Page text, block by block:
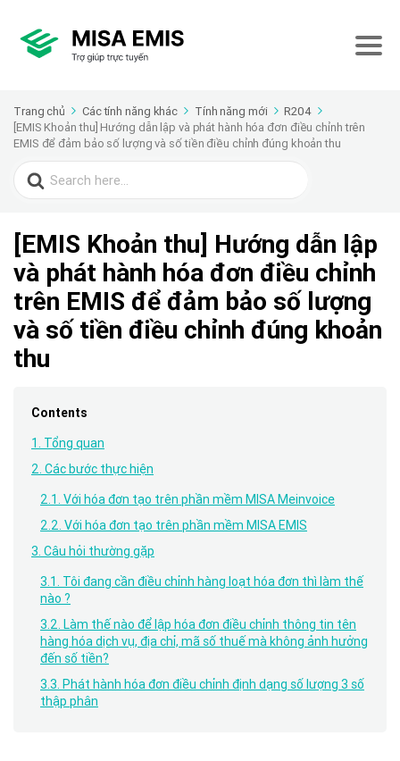
Trang chủ Các tính năng khác Tính năng mới
R204
[EMIS Khoản thu] Hướng dẫn lập và phát hành hóa đơn điều chỉnh trên
EMIS để đảm bảo số lượng và số tiền điều chỉnh đúng khoản thu
Search
for:
[EMIS Khoản thu] Hướng dẫn lập
và phát hành hóa đơn điều chỉnh
trên EMIS để đảm bảo số lượng
và số tiền điều chỉnh đúng khoản
thu
Contents
1. Tổng quan
2. Các bước thực hiện
2.1. Với hóa đơn tạo trên phần mềm MISA Meinvoice
2.2. Với hóa đơn tạo trên phần mềm MISA EMIS
3. Câu hỏi thường gặp
3.1. Tôi đang cần điều chỉnh hàng loạt hóa đơn thì làm thế
nào ?
3.2. Làm thế nào để lập hóa đơn điều chỉnh thông tin tên
hàng hóa dịch vụ, địa chỉ, mã số thuế mà không ảnh hưởng
đến số tiền?
3.3. Phát hành hóa đơn điều chỉnh định dạng số lượng 3 số
thập phân